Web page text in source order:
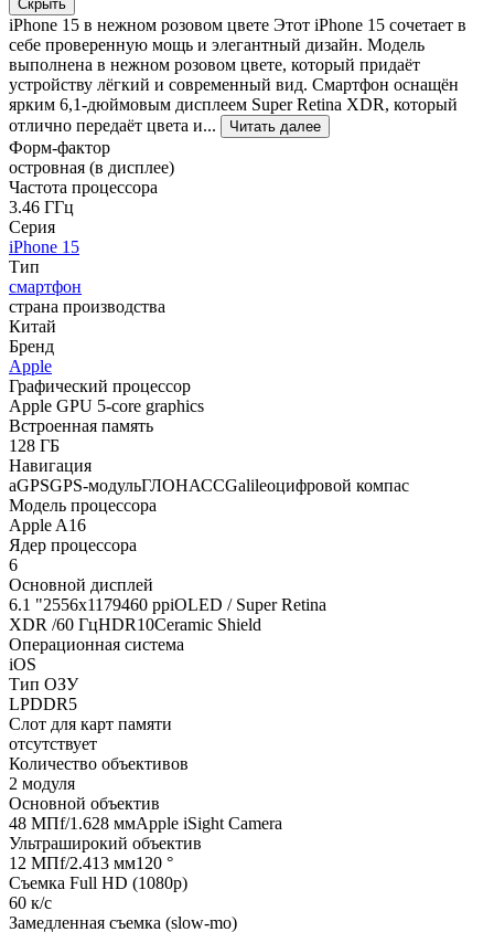
Скрыть
iPhone 15 в нежном розовом цвете Этот iPhone 15 сочетает в
себе проверенную мощь и элегантный дизайн. Модель
выполнена в нежном розовом цвете, который придаёт
устройству лёгкий и современный вид. Смартфон оснащён
ярким 6,1-дюймовым дисплеем Super Retina XDR, который
отлично передаёт цвета и...
Читать далее
Форм-фактор
островная (в дисплее)
Частота процессора
3.46 ГГц
Серия
iPhone 15
Тип
смартфон
страна производства
Китай
Бренд
Apple
Графический процессор
Apple GPU 5-core graphics
Встроенная память
128 ГБ
Навигация
aGPSGPS-модульГЛОНАССGalileoцифровой компас
Модель процессора
Apple A16
Ядер процессора
6
Основной дисплей
6.1 "2556x1179460 ppiOLED / Super Retina
XDR /60 ГцHDR10Ceramic Shield
Операционная система
iOS
Тип ОЗУ
LPDDR5
Слот для карт памяти
отсутствует
Количество объективов
2 модуля
Основной объектив
48 МПf/1.628 ммApple iSight Camera
Ультраширокий объектив
12 МПf/2.413 мм120 °
Съемка Full HD (1080p)
60 к/с
Замедленная съемка (slow-mo)